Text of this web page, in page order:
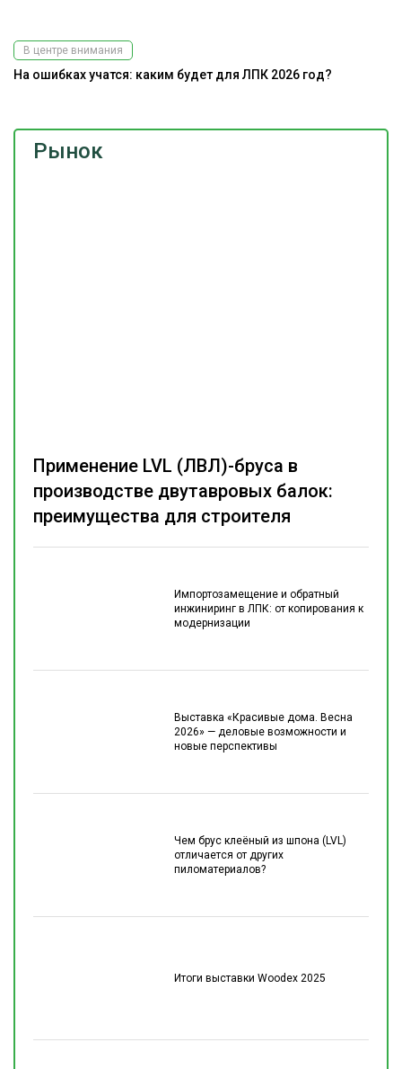
Рынок
Импортозамещение и обратный
инжиниринг в ЛПК: от копирования к
модернизации
Выставка «Красивые дома. Весна
2026» — деловые возможности и
новые перспективы
Чем брус клеёный из шпона (LVL)
отличается от других
пиломатериалов?
Итоги выставки Woodex 2025
Применение LVL (ЛВЛ)-бруса в
производстве двутавровых балок:
преимущества для строителя
В центре внимания
На ошибках учатся: каким будет для ЛПК 2026 год?